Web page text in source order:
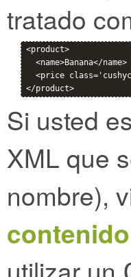
tratado
<product>
  <name>Banana</name>
<price
Si usted
XML que
nombre),